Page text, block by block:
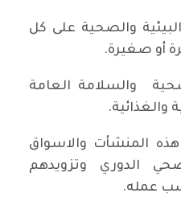
والصحية على كل
أو صغيرة.
والسلامة العامة
والغذائية.
المنشأت والاسواق
الدوري وتزويدهم
عمله.